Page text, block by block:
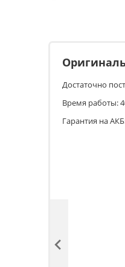
Достаточно
Время работы:
Гарантия на
